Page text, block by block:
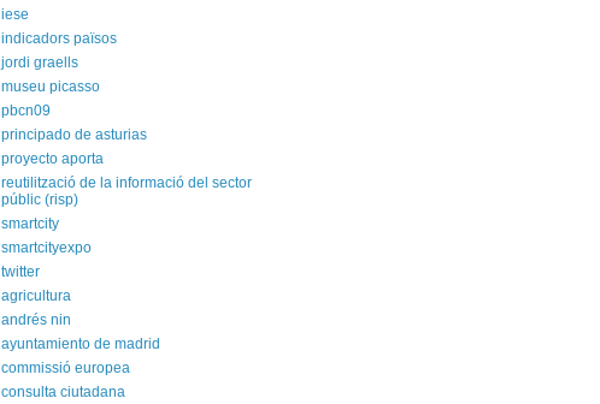
iese
indicadors països
jordi graells
museu picasso
pbcn09
principado de asturias
proyecto aporta
reutilització de la informació del sector
públic (risp)
smartcity
smartcityexpo
twitter
agricultura
andrés nin
ayuntamiento de madrid
commissió europea
consulta ciutadana